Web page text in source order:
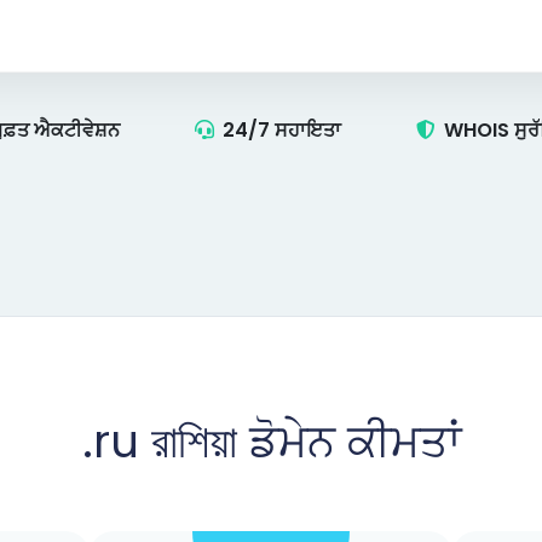
ਐਕਟੀਵੇਸ਼ਨ 24/7 ਸਹਾਇਤਾ WHOIS
.ru রাশিয়া ਡੋਮੇਨ ਕੀਮਤਾਂ